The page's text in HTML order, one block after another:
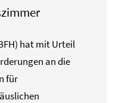
hat mit Urteil
an die
für